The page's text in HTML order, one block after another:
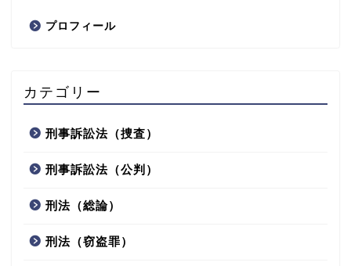
プロフィール
カテゴリー
刑事訴訟法（捜査）
刑事訴訟法（公判）
刑法（総論）
刑法（窃盗罪）